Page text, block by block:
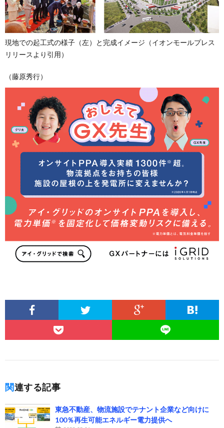
現地での起工式の様子（左）と完成イメージ（イオンモールプレス
リリースより引用）
（藤原秀行）
関連する記事
東急不動産、物流施設でテナント企業など向けに
100％再生可能エネルギー電力提供へ